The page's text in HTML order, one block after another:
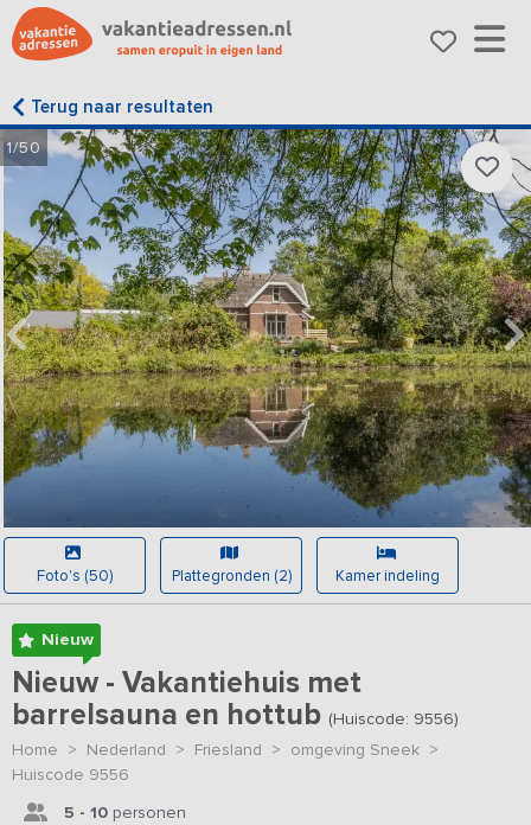
Terug naar resultaten
1/50
Foto's (50) Plattegronden (2) Kamer indeling
Nieuw
Nieuw - Vakantiehuis met
barrelsauna en hottub (Huiscode: 9556)
Home > Nederland > Friesland > omgeving Sneek >
Huiscode 9556
5 - 10 personen